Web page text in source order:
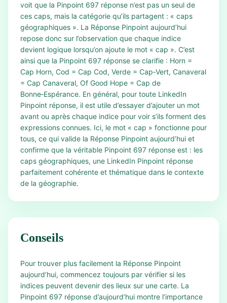
voit que la Pinpoint 697 réponse n’est pas un seul de
ces caps, mais la catégorie qu’ils partagent : « caps
géographiques ». La Réponse Pinpoint aujourd’hui
repose donc sur l’observation que chaque indice
devient logique lorsqu’on ajoute le mot « cap ». C’est
ainsi que la Pinpoint 697 réponse se clarifie : Horn =
Cap Horn, Cod = Cap Cod, Verde = Cap‑Vert, Canaveral
= Cap Canaveral, Of Good Hope = Cap de
Bonne‑Espérance. En général, pour toute LinkedIn
Pinpoint réponse, il est utile d’essayer d’ajouter un mot
avant ou après chaque indice pour voir s’ils forment des
expressions connues. Ici, le mot « cap » fonctionne pour
tous, ce qui valide la Réponse Pinpoint aujourd’hui et
confirme que la véritable Pinpoint 697 réponse est : les
caps géographiques, une LinkedIn Pinpoint réponse
parfaitement cohérente et thématique dans le contexte
de la géographie.
Conseils
Pour trouver plus facilement la Réponse Pinpoint
aujourd’hui, commencez toujours par vérifier si les
indices peuvent devenir des lieux sur une carte. La
Pinpoint 697 réponse d’aujourd’hui montre l’importance